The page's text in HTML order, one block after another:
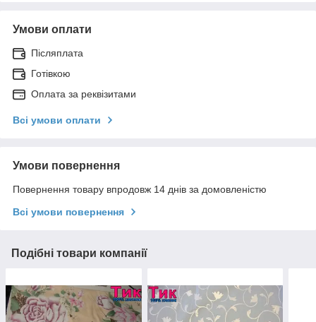
Умови оплати
Післяплата
Готівкою
Оплата за реквізитами
Всі умови оплати
Умови повернення
Повернення товару впродовж 14 днів за домовленістю
Всі умови повернення
Подібні товари компанії